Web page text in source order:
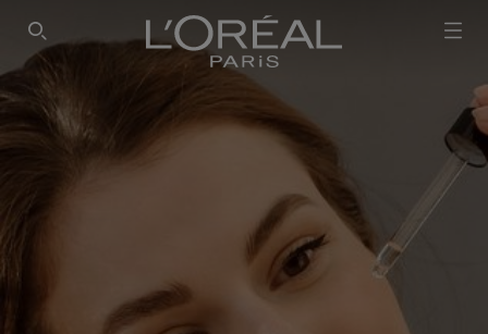
SEARCH THIS SITE